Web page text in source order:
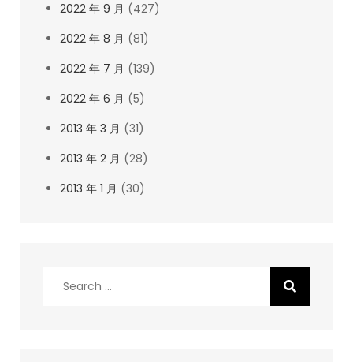
2022 年 9 月 (427)
2022 年 8 月 (81)
2022 年 7 月 (139)
2022 年 6 月 (5)
2013 年 3 月 (31)
2013 年 2 月 (28)
2013 年 1 月 (30)